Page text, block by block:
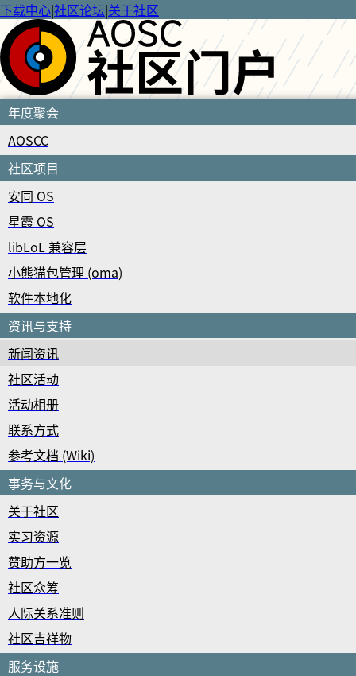
下载中心|社区论坛|关于社区
年度聚会
AOSCC
社区项目
安同 OS
星霞 OS
libLoL 兼容层
小熊猫包管理 (oma)
软件本地化
资讯与支持
新闻资讯
社区活动
活动相册
联系方式
参考文档 (Wiki)
事务与文化
关于社区
实习资源
赞助方一览
社区众筹
人际关系准则
社区吉祥物
服务设施